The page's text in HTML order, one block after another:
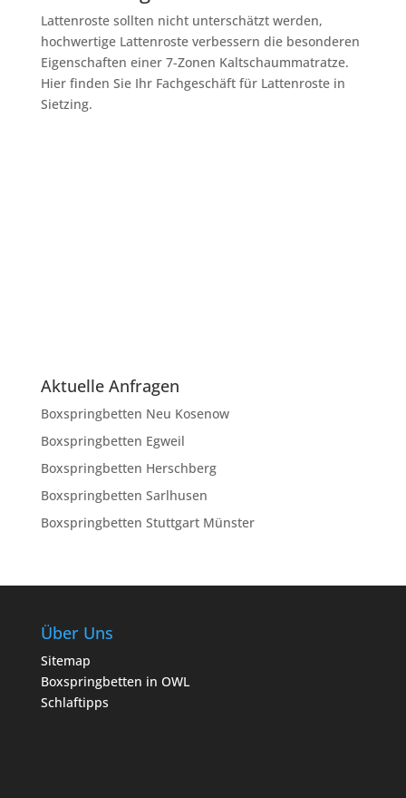
Lattenroste sollten nicht unterschätzt werden,
hochwertige Lattenroste verbessern die besonderen
Eigenschaften einer 7-Zonen Kaltschaummatratze.
Hier finden Sie Ihr Fachgeschäft für Lattenroste in
Sietzing.
Aktuelle Anfragen
Boxspringbetten Neu Kosenow
Boxspringbetten Egweil
Boxspringbetten Herschberg
Boxspringbetten Sarlhusen
Boxspringbetten Stuttgart Münster
Über Uns
Sitemap
Boxspringbetten in OWL
Schlaftipps